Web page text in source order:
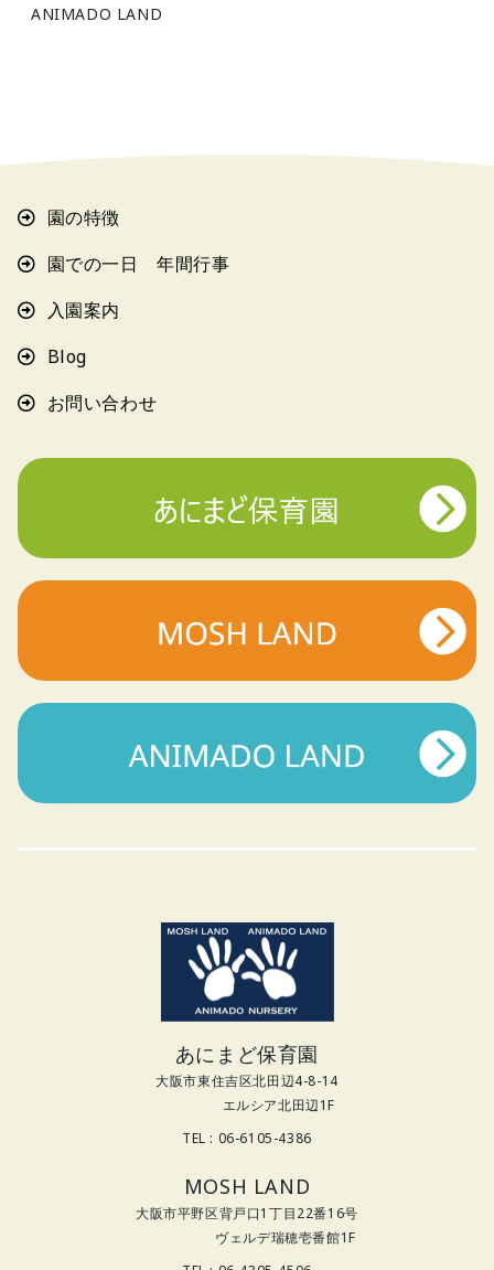
ANIMADO LAND
園の特徴
園での一日 年間行事
入園案内
Blog
お問い合わせ
あにまど保育園
大阪市東住吉区北田辺4-8-14
エルシア北田辺1F
TEL : 06-6105-4386
MOSH LAND
大阪市平野区背戸口1丁目22番16号
ヴェルデ瑞穂壱番館1F